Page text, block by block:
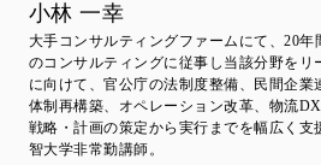
小林 一幸
大手コンサルティングファームにて、20
のコンサルティングに従事し当該分野をリ
に向けて、官公庁の法制度整備、民間企
体制再構築、オペレーション改革、物流
戦略・計画の策定から実行までを幅広く支
智大学非常勤講師。